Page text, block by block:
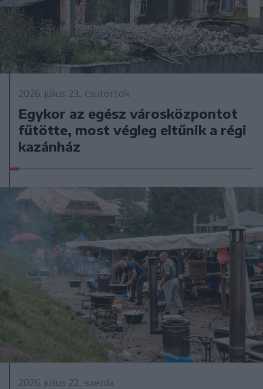
2026. július 23., csütörtök
Egykor az egész városközpontot
fűtötte, most végleg eltűnik a régi
kazánház
2026. július 22., szerda